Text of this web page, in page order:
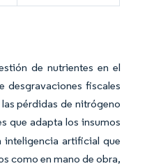
de nutrientes en el
desgravaciones fiscales
pérdidas de nitrógeno
que adapta los insumos
inteligencia artificial que
como en mano de obra,